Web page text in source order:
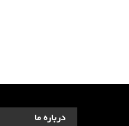
درباره ما